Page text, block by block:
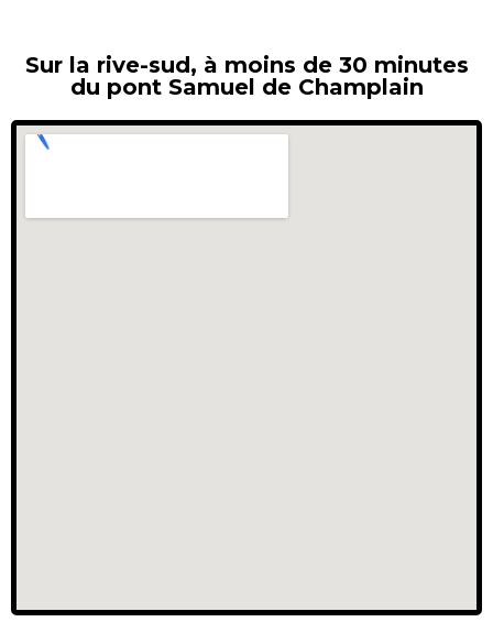
Sur la rive-sud, à moins de 30 minutes
du pont Samuel de Champlain